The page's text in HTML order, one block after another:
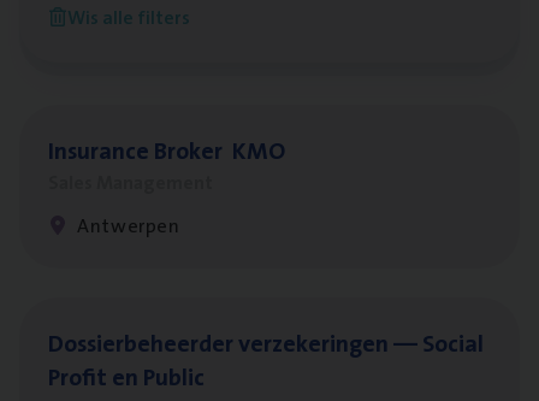
Wis alle filters
Antwerpen
Insu­ran­ce Bro­ker KMO
Antwerpen
Dos­sier­be­heer­der ver­ze­ke­rin­gen — Soci­al
Pro­fit en Public